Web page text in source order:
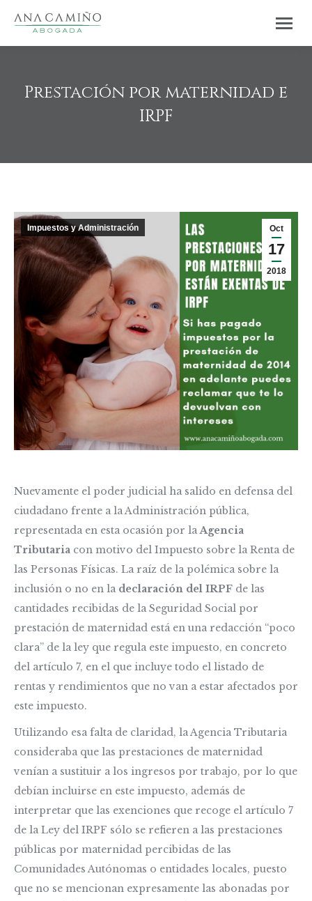
Prestación por maternidad e
IRPF
Oct
17
2018
Impuestos y Administración
Nuevamente el poder judicial ha salido en defensa del
ciudadano frente a la Administración pública,
representada en esta ocasión por laAgencia
Tributaria con motivo del Impuesto sobre la Renta de
las Personas Físicas. La raíz de la polémica sobre la
inclusión o no en la declaración del IRPF de las
cantidades recibidas de la Seguridad Social por
prestación de maternidad está en una redacción “poco
clara” de la ley que regula este impuesto, en concreto
del artículo 7, en el que incluye todo el listado de
rentas y rendimientos que no van a estar afectados por
este impuesto.
Utilizando esa falta de claridad, la Agencia Tributaria
consideraba que las prestaciones de maternidad
venían a sustituir a los ingresos por trabajo, por lo que
debían incluirse en este impuesto, además de
interpretar que las exenciones que recoge el artículo 7
de la Ley del IRPF sólo se refieren a las prestaciones
públicas por maternidad percibidas de las
Comunidades Autónomas o entidades locales, puesto
que no se mencionan expresamente las abonadas por